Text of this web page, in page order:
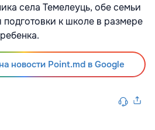
села Темелеуць, обе семьи
к школе в размере
новости Point.md в Google